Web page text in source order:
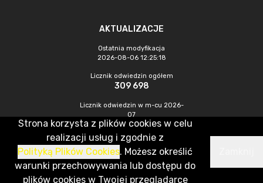
AKTUALIZACJE
Ostatnia modyfikacja
2026-08-06 12:25:18
Licznik odwiedzin ogółem
309 698
Licznik odwiedzin w m-cu 2026-
07
396
CMS & Hosting: Nefeni Sp. z o.o.
Strona korzysta z plików cookies w celu
realizacji usług i zgodnie z
Polityką Plików Cookies. Możesz określić
warunki przechowywania lub dostępu do
plików cookies w Twojej przeglądarce